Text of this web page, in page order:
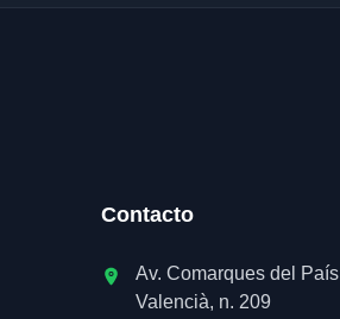
Contacto
Av. Comarques del País
Valencià, n. 209